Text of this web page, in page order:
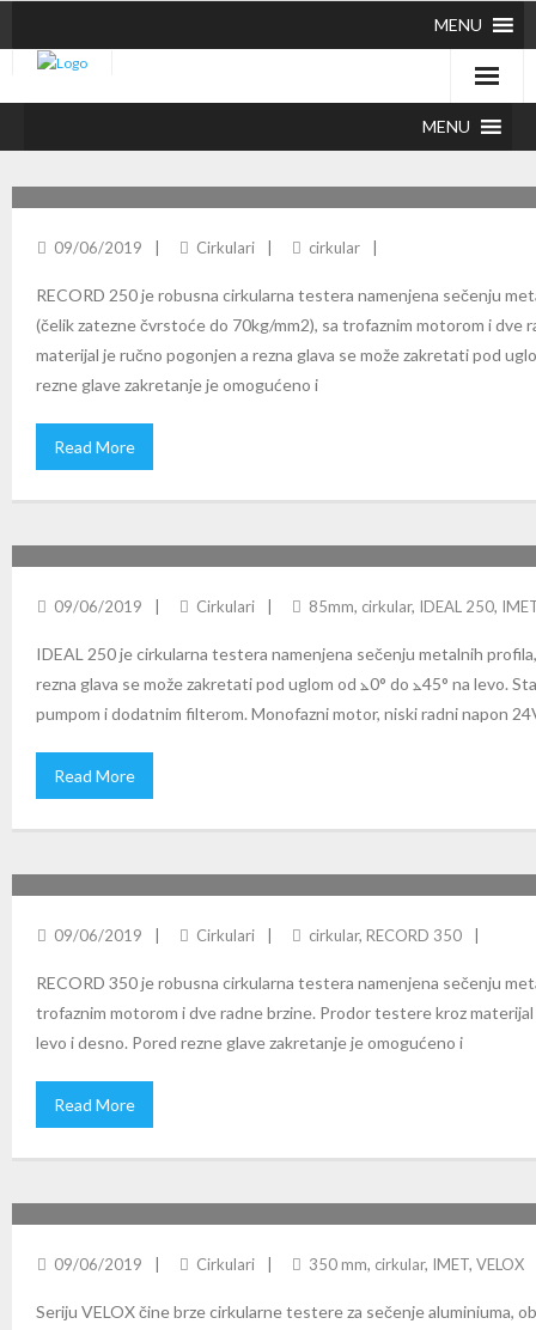
MENU
MENU
09/06/2019 Cirkulari cirkular
RECORD 250 je robusna cirkularna testera namenjena sečenju
(čelik zatezne čvrstoće do 70kg/mm2), sa trofaznim motorom i dve
materijal je ručno pogonjen a rezna glava se može zakretati pod
rezne glave zakretanje je omogućeno i
Read More
09/06/2019 Cirkulari 85mm, cirkular, IDEAL 250,
IDEAL 250 je cirkularna testera namenjena sečenju metalnih
rezna glava se može zakretati pod uglom od ⦛0° do ⦛45° na levo.
pumpom i dodatnim filterom. Monofazni motor, niski radni napon
Read More
09/06/2019 Cirkulari cirkular, RECORD 350
RECORD 350 je robusna cirkularna testera namenjena sečenju
trofaznim motorom i dve radne brzine. Prodor testere kroz
levo i desno. Pored rezne glave zakretanje je omogućeno i
Read More
09/06/2019 Cirkulari 350 mm, cirkular, IMET, VELOX
Seriju VELOX čine brze cirkularne testere za sečenje aluminiuma,